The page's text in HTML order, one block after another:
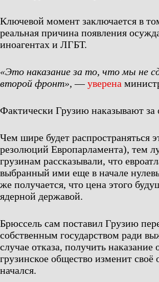
Ключевой момент заключается в
реальная причина появления
иноагентах и ЛГБТ.
«Это наказание за то, что мы не
второй фронт», —уверена
Фактически Грузию наказывают за
Чем шире будет распространяться
резолюций Европарламента), тем
грузинам рассказывали, что
выбранный ими еще в начале
же получается, что цена этого
ядерной державой.
Брюссель сам поставил Грузию
собственным государством ради
случае отказа, получить
грузинское общество изменит
начался.